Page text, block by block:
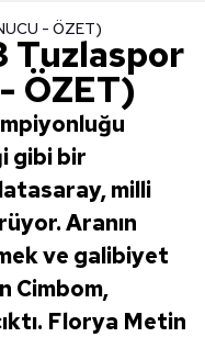
- ÖZET)
Tuzlaspor
ÖZET)
gibi bir
milli
Aranın
ve galibiyet
Cimbom,
Florya Metin